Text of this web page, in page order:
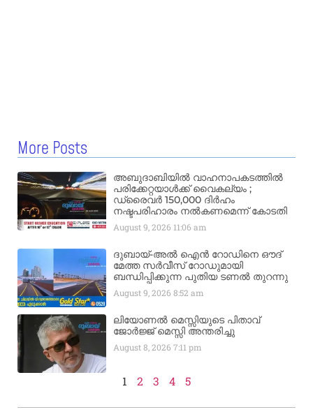
More Posts
അബുദാബിയിൽ വാഹനാപകടത്തിൽ
പരിക്കേറ്റയാൾക്ക് വൈകല്യം ;
ഡ്രൈവർ 150,000 ദിർഹം
നഷ്ടപരിഹാരം നൽകണമെന്ന് കോടതി
August 9, 2026 11:06 am
ദുബായ്-അൽ ഐൻ റോഡിനെ ഔദ്
മേത്ത സർവീസ് റോഡുമായി
ബന്ധിപ്പിക്കുന്ന പുതിയ ടണൽ തുറന്നു
August 9, 20268:52 am
ലിയോണൽ മെസ്സിയുടെ പിതാവ്
ജോർജ്ജ് മെസ്സി അന്തരിച്ചു
August 8, 20267:11 pm
1 2 3 4 5